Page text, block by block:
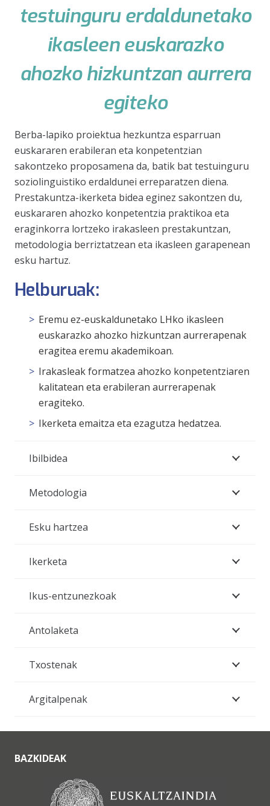
testuinguru erdaldunetako
ikasleen euskarazko
ahozko hizkuntzan aurrera
egiteko
Berba-lapiko proiektua hezkuntza esparruan
euskararen erabileran eta konpetentzian
sakontzeko proposamena da, batik bat testuinguru
soziolinguistiko erdaldunei erreparatzen diena.
Prestakuntza-ikerketa bidea eginez sakontzen du,
euskararen ahozko konpetentzia praktikoa eta
eraginkorra lortzeko irakasleen prestakuntzan,
metodologia berriztatzean eta ikasleen garapenean
esku hartuz.
Helburuak:
Eremu ez-euskaldunetako LHko ikasleen
euskarazko ahozko hizkuntzan aurrerapenak
eragitea eremu akademikoan.
Irakasleak formatzea ahozko konpetentziaren
kalitatean eta erabileran aurrerapenak
eragiteko.
Ikerketa emaitza eta ezagutza hedatzea.
Ibilbidea
Metodologia
Esku hartzea
Ikerketa
Ikus-entzunezkoak
Antolaketa
Txostenak
Argitalpenak
BAZKIDEAK